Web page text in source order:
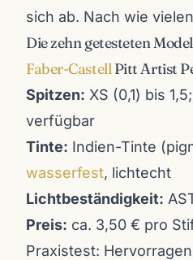
sich ab. Nach wie
Die zehn getesteten
Faber-CastellPitt Artist
Spitzen: XS (0,1) bis
verfügbar
Tinte: Indien-Tinte
wasserfest, lichtecht
Lichtbeständigkeit:
Preis: ca. 3,50 € pro
Praxistest: